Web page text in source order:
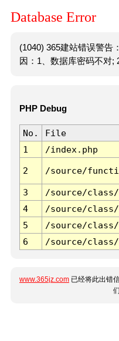
Database Error
(1040) 365建站错误警告
因：1、数据库密码不对;
PHP Debug
No. File
1
/index.php
2 /source/
3 /source/
4
/source/
5
/source/
6
/source/
www.365jz.com 已经将此出错